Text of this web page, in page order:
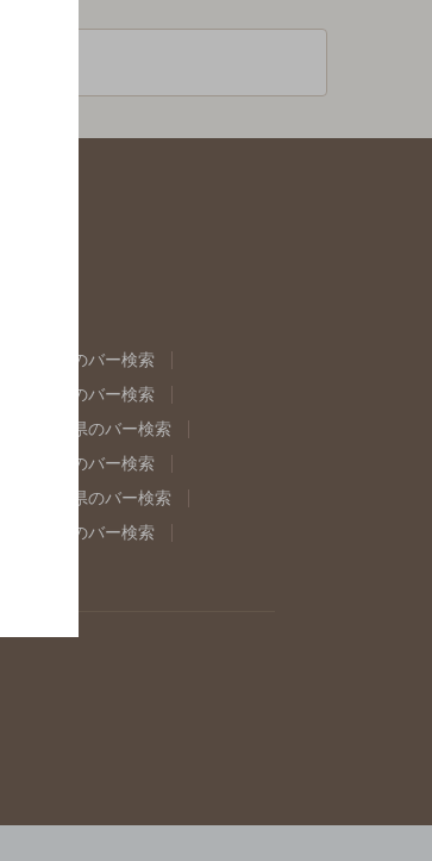
福島県のバー検索
東京都のバー検索
岐阜県のバー検索
奈良県のバー検索
島根県のバー検索
佐賀県のバー検索